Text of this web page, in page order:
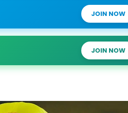
JOIN NOW
JOIN NOW